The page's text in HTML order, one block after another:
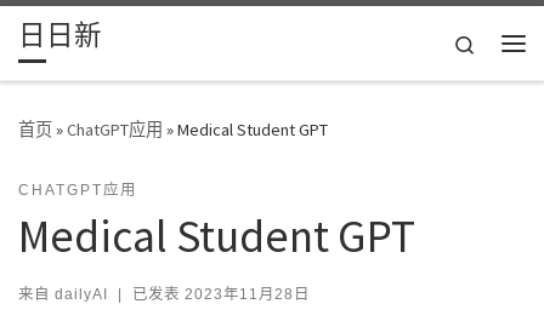
Skip to content
日日新
Search
首页»ChatGPT应用 »Medical Student GPT
CHATGPT应用
Medical Student GPT
来自 dailyAI | 已发表 2023年11月28日